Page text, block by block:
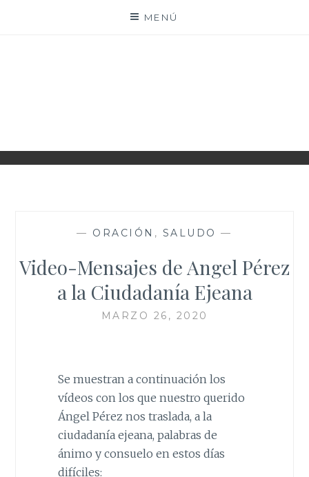
MENÚ
— ORACIÓN , SALUDO —
Video-Mensajes de Angel Pérez
a la Ciudadanía Ejeana
MARZO 26, 2020
Se muestran a continuación los
vídeos con los que nuestro querido
Ángel Pérez nos traslada, a la
ciudadanía ejeana, palabras de
ánimo y consuelo en estos días
difíciles: